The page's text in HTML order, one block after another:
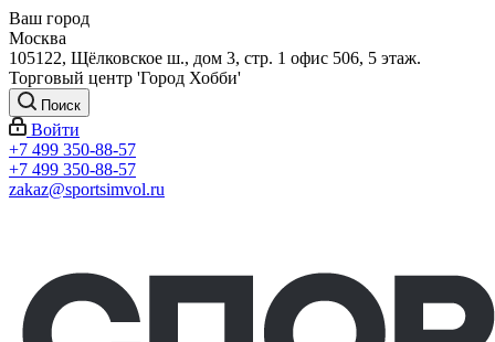
Ваш город
Москва
105122, Щёлковское ш., дом 3, стр. 1 офис 506, 5 этаж.
Торговый центр 'Город Хобби'
Поиск
Войти
+7 499 350-88-57
+7 499 350-88-57
zakaz@sportsimvol.ru